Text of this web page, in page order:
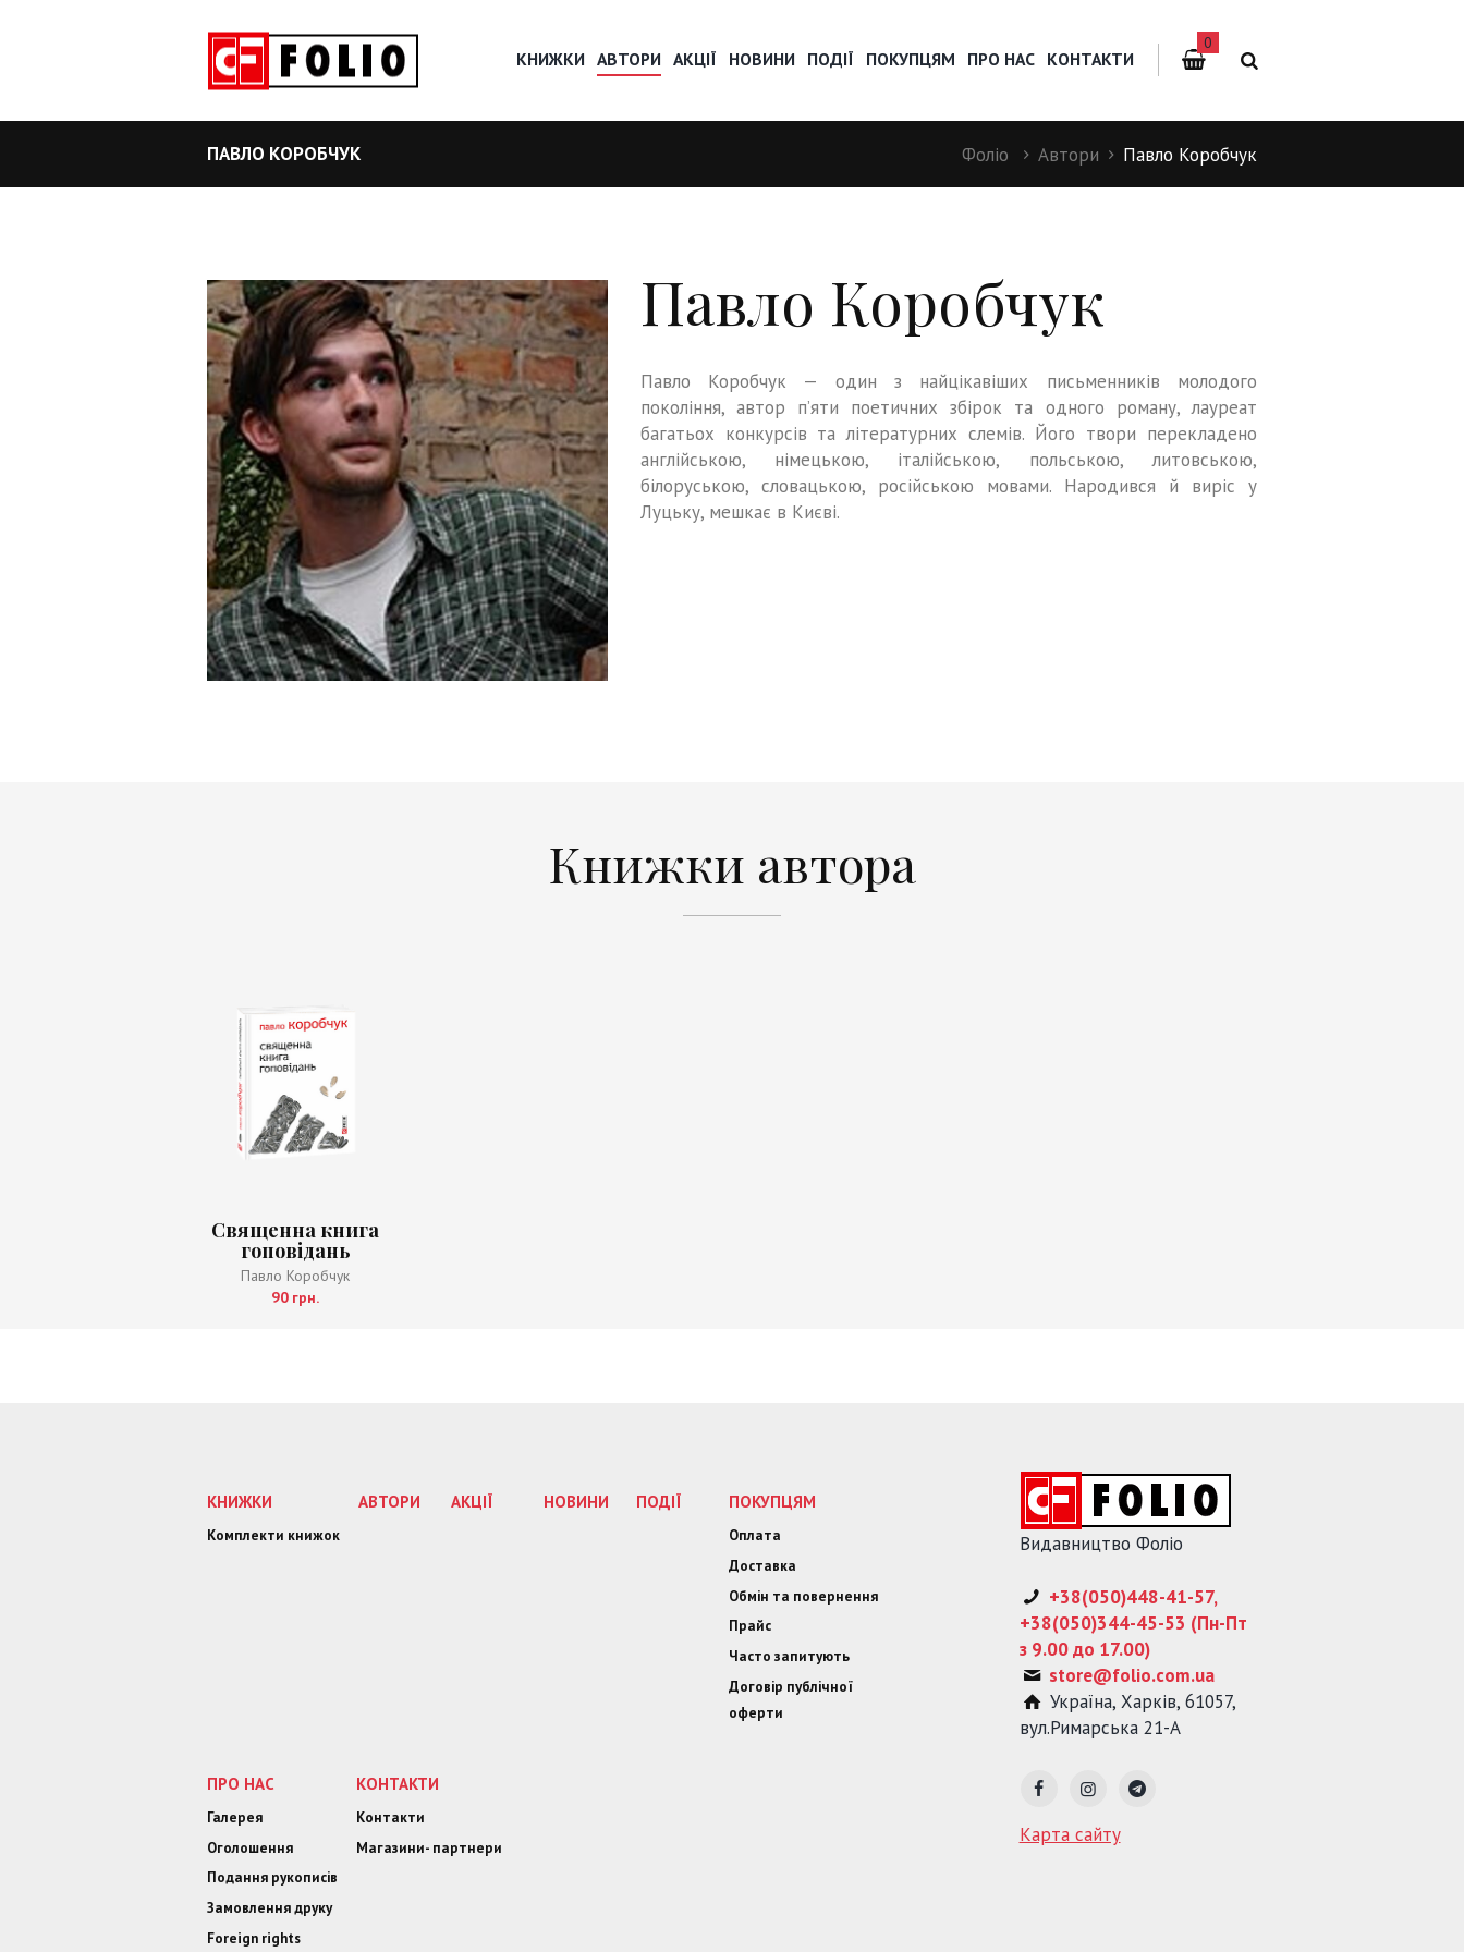
КНИЖКИ АВТОРИ АКЦІЇ НОВИНИ ПОДІЇ ПОКУПЦЯМ ПРО НАС КОНТАКТИ
0
ПАВЛО КОРОБЧУК Фоліо Автори Павло Коробчук
Павло Коробчук
Павло Коробчук — один з найцікавіших письменників молодого
покоління, автор п’яти поетичних збірок та одного роману, лауреат
багатьох конкурсів та літературних слемів. Його твори перекладено
англійською, німецькою, італійською, польською, литовською,
білоруською, словацькою, російською мовами. Народився й виріс у
Луцьку, мешкає в Києві.
Книжки автора
Священна книга
гоповідань
Павло Коробчук
90 грн.
КНИЖКИ
Комплекти книжок
АВТОРИ АКЦІЇ НОВИНИ ПОДІЇ ПОКУПЦЯМ
Оплата
Доставка
Обмін та повернення
Прайс
Часто запитують
Договір публічної
оферти
ПРО НАС
Галерея
Оголошення
Подання рукописів
Замовлення друку
Foreign rights
КОНТАКТИ
Контакти
Магазини- партнери
Видавництво Фоліо
+38(050)448-41-57,
+38(050)344-45-53 (Пн-Пт
з 9.00 до 17.00)
store@folio.com.ua
Україна,Харків,61057,
вул.Римарська 21-А
Карта сайту